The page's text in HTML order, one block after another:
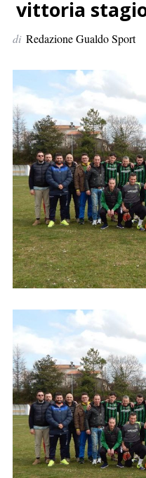
e
r
vittoria
di Redazione Gualdo Sport